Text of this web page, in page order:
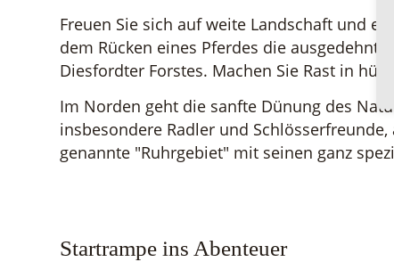
Freuen Sie sich auf weite Landschaft und
dem Rücken eines Pferdes die
Diesfordter Forstes. Machen Sie Rast in
Im Norden geht die sanfte Dünung des
insbesondere Radler und
genannte "Ruhrgebiet" mit seinen ganz
Startrampe ins Abenteuer